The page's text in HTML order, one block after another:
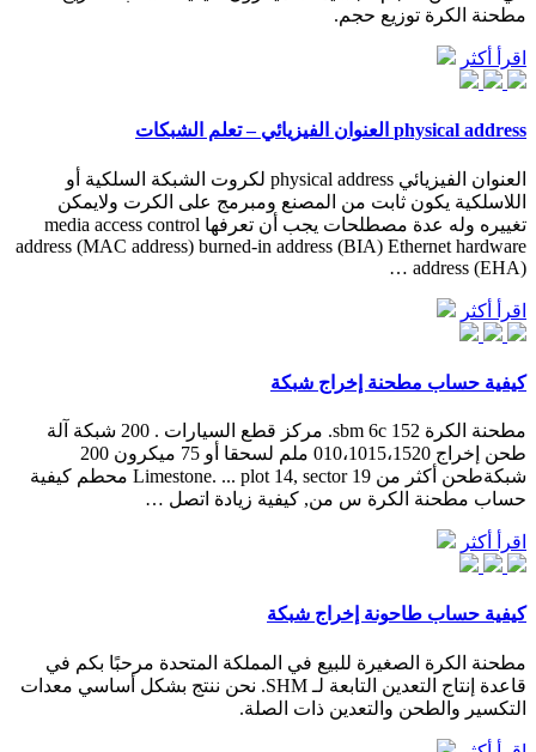
مطحنة الكرة توزيع حجم.
اقرأ أكثر
physical address العنوان الفيزيائي – تعلم الشبكات
العنوان الفيزيائي physical address لكروت الشبكة السلكية أو
اللاسلكية يكون ثابت من المصنع ومبرمج على الكرت ولايمكن
تغييره وله عدة مصطلحات يجب أن تعرفها media access control
address (MAC address) burned-in address (BIA) Ethernet hardware
address (EHA) …
اقرأ أكثر
كيفية حساب مطحنة إخراج شبكة
مطحنة الكرة sbm 6c 152. مركز قطع السيارات . 200 شبكة آلة
طحن إخراج 010،1015،1520 ملم لسحقا أو 75 ميكرون 200
شبكةطحن أكثر من Limestone. ... plot 14, sector 19 محطم كيفية
حساب مطحنة الكرة س من, كيفية زيادة اتصل …
اقرأ أكثر
كيفية حساب طاحونة إخراج شبكة
مطحنة الكرة الصغيرة للبيع في المملكة المتحدة مرحبًا بكم في
قاعدة إنتاج التعدين التابعة لـ SHM. نحن ننتج بشكل أساسي معدات
التكسير والطحن والتعدين ذات الصلة.